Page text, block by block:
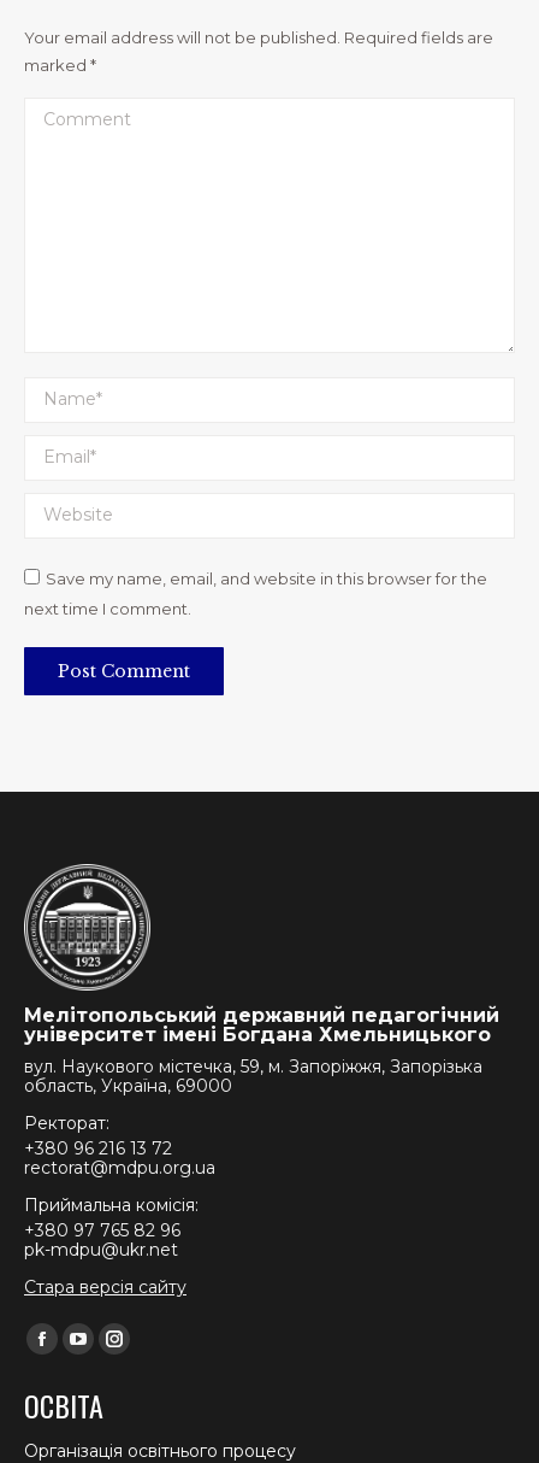
Your email address will not be published. Required fields are
marked *
Comment
Name *
Email *
Website
Save my name, email, and website in this browser for the
next time I comment.
Post Comment
Мелітопольський державний педагогічний
університет імені Богдана Хмельницького
вул. Наукового містечка, 59, м. Запоріжжя, Запорізька
область, Україна, 69000
Ректорат:
+380 96 216 13 72
rectorat@mdpu.org.ua
Приймальна комісія:
+380 97 765 82 96
pk-mdpu@ukr.net
Стара версія сайту
Find us on:
Facebook
opens
in
YouTube
opens
in
Instagram
in
ОСВІТА
Організація освітнього процесу